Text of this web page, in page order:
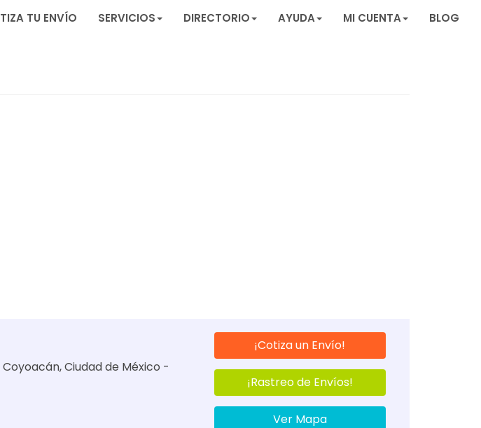
TU ENVÍO SERVICIOS DIRECTORIO AYUDA MI CUENTA BLOG
Ciudad de México -
¡Cotiza un Envío!
¡Rastreo de Envíos!
Ver Mapa